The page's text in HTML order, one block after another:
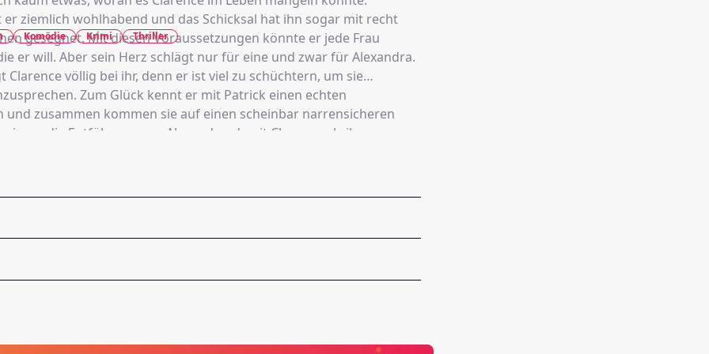
er ziemlich wohlhabend und das Schicksal hat ihn sogar mit recht
gesegnet. Mit diesen Voraussetzungen könnte er jede Frau
er will. Aber sein Herz schlägt nur für eine und zwar für Alexandra.
Clarence völlig bei ihr, denn er ist viel zu schüchtern, um sie
Zum Glück kennt er mit Patrick einen echten
und zusammen kommen sie auf einen scheinbar narrensicheren
die Entführung von Alexandra, damit Clarence als ihr
getötet wird, muss Clarence plötzlich Alexandra wirklich
Komödie Krimi Thriller